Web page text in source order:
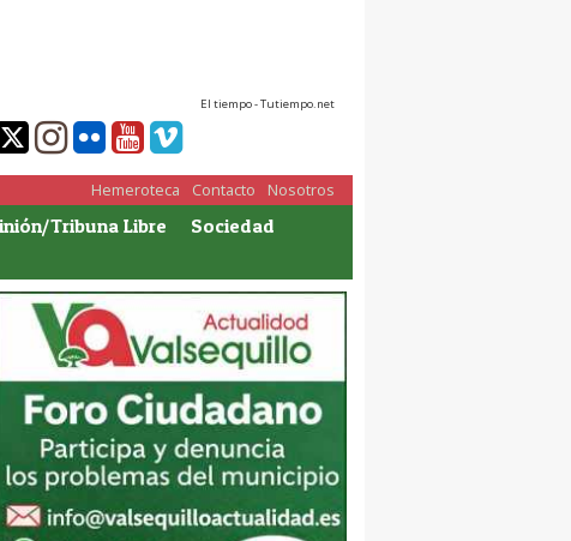
El tiempo - Tutiempo.net
Nosotros
Contacto
Hemeroteca
Tribuna Libre
Sociedad